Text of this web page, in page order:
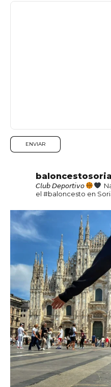
baloncestosoria
𝘊𝘭𝘶𝘣 𝘋𝘦𝘱𝘰𝘳𝘵𝘪𝘷𝘰
el #baloncesto en